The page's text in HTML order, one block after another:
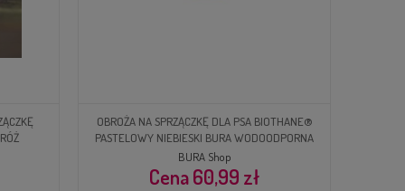
OBROŻA NA SPRZĄCZKĘ DLA PSA BIOTHANE®
PASTELOWY NIEBIESKI BURA WODOODPORNA
BURA Shop
60,99 zł